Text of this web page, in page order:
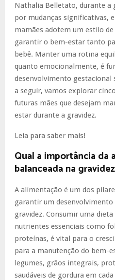
Nathalia Belletato, durante a
por mudanças significativas,
mamães adotem um estilo de
garantir o bem-estar tanto
bebê. Manter uma rotina
quanto emocionalmente, é
desenvolvimento gestacional
a seguir, vamos explorar
futuras mães que desejam
estar durante a gravidez.
Leia para saber mais!
Qual a importância da
balanceada na
A alimentação é um dos
garantir um desenvolvimento
gravidez. Consumir uma
nutrientes essenciais como
proteínas, é vital para o
para a manutenção do bem-
legumes, grãos integrais,
saudáveis de gordura em